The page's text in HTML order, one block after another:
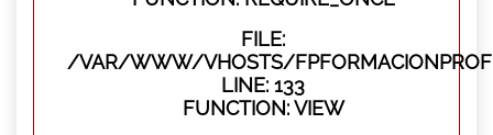
FILE:
/VAR/WWW/VHOSTS/
LINE: 133
FUNCTION: VIEW